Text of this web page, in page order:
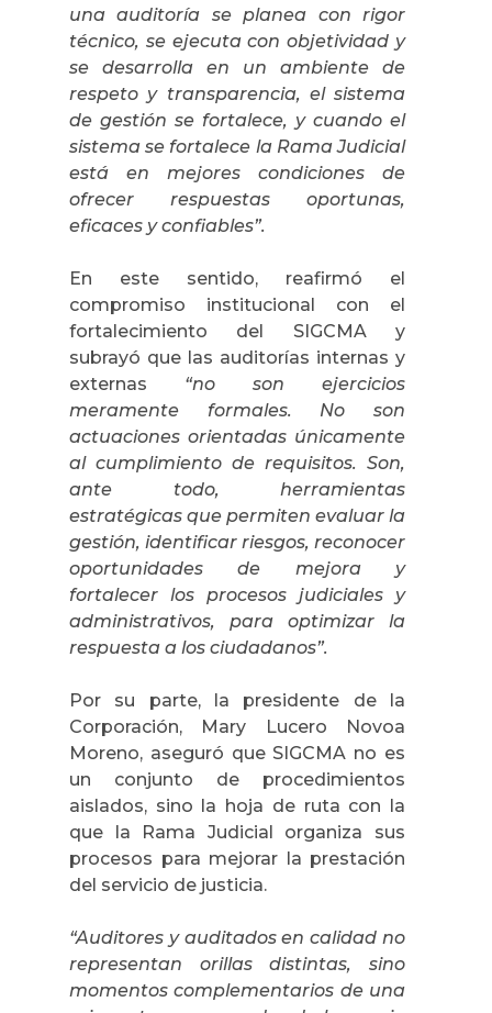
una auditoría se planea con rigor
técnico, se ejecuta con objetividad y
se desarrolla en un ambiente de
respeto y transparencia, el sistema
de gestión se fortalece, y cuando el
sistema se fortalece la Rama Judicial
está en mejores condiciones de
ofrecer respuestas oportunas,
eficaces y confiables”.
En este sentido, reafirmó el
compromiso institucional con el
fortalecimiento del SIGCMA y
subrayó que las auditorías internas y
externas “no son ejercicios
meramente formales. No son
actuaciones orientadas únicamente
al cumplimiento de requisitos. Son,
ante todo, herramientas
estratégicas que permiten evaluar la
gestión, identificar riesgos, reconocer
oportunidades de mejora y
fortalecer los procesos judiciales y
administrativos, para optimizar la
respuesta a los ciudadanos”.
Por su parte, la presidente de la
Corporación, Mary Lucero Novoa
Moreno, aseguró que SIGCMA no es
un conjunto de procedimientos
aislados, sino la hoja de ruta con la
que la Rama Judicial organiza sus
procesos para mejorar la prestación
del servicio de justicia.
“Auditores y auditados en calidad no
representan orillas distintas, sino
momentos complementarios de una